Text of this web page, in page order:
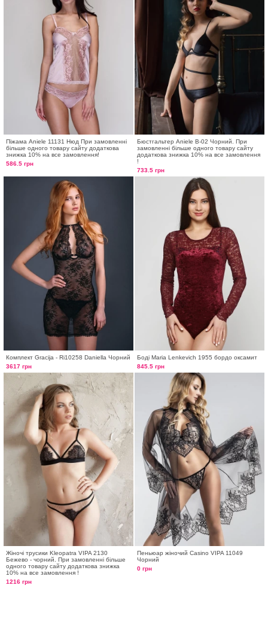
Піжама Aniele 11131 Нюд При замовленні
більше одного товару сайту додаткова
знижка 10% на все замовлення!
586.5 грн
Бюстгальтер Aniele В-02 Чорний. При
замовленні більше одного товару сайту
додаткова знижка 10% на все замовлення
!
733.5 грн
Комплект Gracija - Ri10258 Daniella Чорний
3617 грн
Боді Maria Lenkeviсh 1955 бордо оксамит
845.5 грн
Жіночі трусики Kleopatra VIPA 2130
Бежево - чорний. При замовленні більше
одного товару сайту додаткова знижка
10% на все замовлення !
1216 грн
Пеньюар жіночий Casino VIPA 11049
Чорний
0 грн